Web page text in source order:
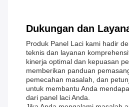
Dukungan dan
Produk Panel Laci kami hadir
teknis dan layanan
kinerja optimal dan kepuasan
memberikan panduan
pemecahan masalah, dan
untuk membantu Anda
dari panel laci Anda.